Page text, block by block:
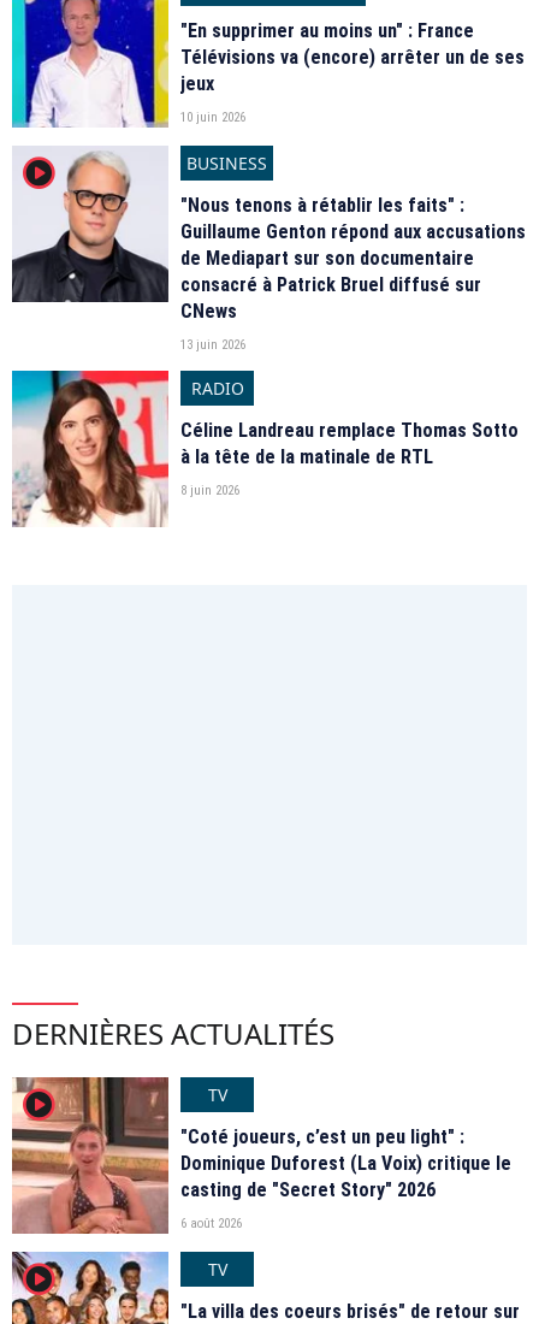
"En supprimer au moins un" : France
Télévisions va (encore) arrêter un de ses
jeux
10 juin 2026
player2
BUSINESS
"Nous tenons à rétablir les faits" :
Guillaume Genton répond aux accusations
de Mediapart sur son documentaire
consacré à Patrick Bruel diffusé sur
CNews
13 juin 2026
RADIO
Céline Landreau remplace Thomas Sotto
à la tête de la matinale de RTL
8 juin 2026
DERNIÈRES ACTUALITÉS
player2
TV
"Coté joueurs, c’est un peu light" :
Dominique Duforest (La Voix) critique le
casting de "Secret Story" 2026
6 août 2026
player2
TV
"La villa des coeurs brisés" de retour sur